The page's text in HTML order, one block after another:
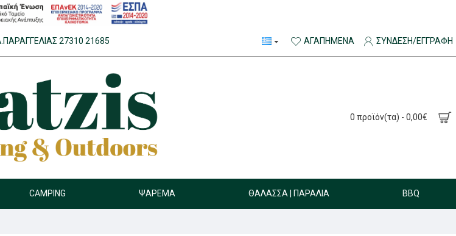
27310 21685 ΑΓΑΠΗΜΈΝΑ ΣΎΝΔΕΣΗ/ΕΓΓΡΑΦΉ
0 προϊόν(τα) - 0,00€
CAMPING ΨΆΡΕΜΑ ΘΆΛΑΣΣΑ | ΠΑΡΑΛΊΑ BBQ